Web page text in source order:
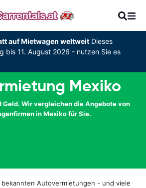
auf Mietwagen weltweitDieses
bis 11. August 2026 - nutzen Sie es
Mexiko
Geld. Wir vergleichen die Angebote von
in Mexiko für Sie.
Autovermietungen - und viele